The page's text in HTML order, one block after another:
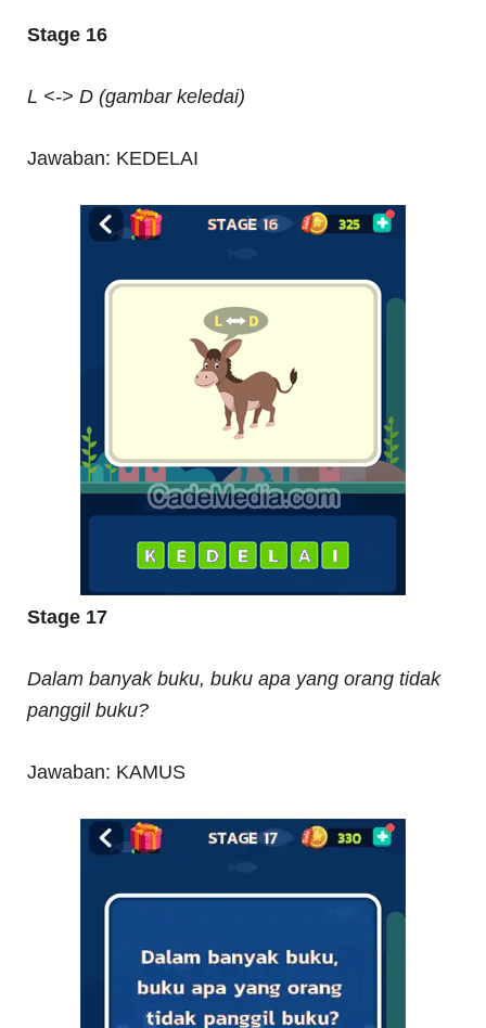
Stage 16
L <-> D (gambar keledai)
Jawaban: KEDELAI
Stage 17
Dalam banyak buku, buku apa yang orang tidak
panggil buku?
Jawaban: KAMUS